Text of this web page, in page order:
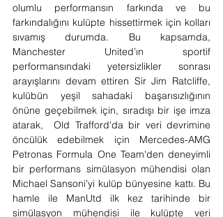
olumlu performansın farkında ve bu
farkındalığını kulüpte hissettirmek için kolları
sıvamış durumda. Bu kapsamda,
Manchester United’ın sportif
performansındaki yetersizlikler sonrası
arayışlarını devam ettiren Sir Jim Ratcliffe,
kulübün yeşil sahadaki başarısızlığının
önüne geçebilmek için, sıradışı bir işe imza
atarak,  Old Trafford'da bir veri devrimine
öncülük edebilmek için Mercedes-AMG
Petronas Formula One Team'den deneyimli
bir performans simülasyon mühendisi olan
Michael Sansoni'yi kulüp bünyesine kattı. Bu
hamle ile ManUtd ilk kez tarihinde bir
simülasyon mühendisi ile kulüpte veri